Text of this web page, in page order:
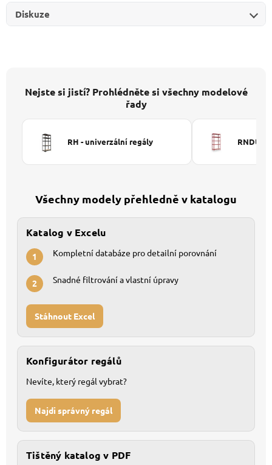
Diskuze
Nejste si jistí? Prohlédněte si všechny modelové
řady
RH - univerzální regály RNDU-
Všechny modely přehledně v katalogu
Katalog v Excelu
1 Kompletní databáze pro detailní porovnání
2 Snadné filtrování a vlastní úpravy
Stáhnout Excel
Konfigurátor regálů
Nevíte, který regál vybrat?
Najdi správný regál
Tištěný katalog v PDF